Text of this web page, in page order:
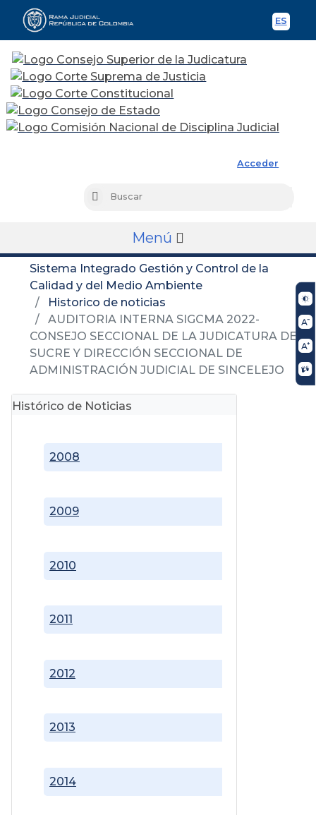
ES
Acceder
Buscar
Menú
Sistema Integrado Gestión y Control de la
Calidad y del Medio Ambiente
Historico de noticias
AUDITORIA INTERNA SIGCMA 2022-
CONSEJO SECCIONAL DE LA JUDICATURA DE
SUCRE Y DIRECCIÓN SECCIONAL DE
ADMINISTRACIÓN JUDICIAL DE SINCELEJO
Histórico de Noticias
2008
2009
2010
2011
2012
2013
2014